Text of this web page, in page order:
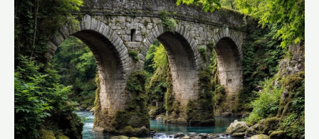
vous
que
le
plus
ancien
pont
fortifié